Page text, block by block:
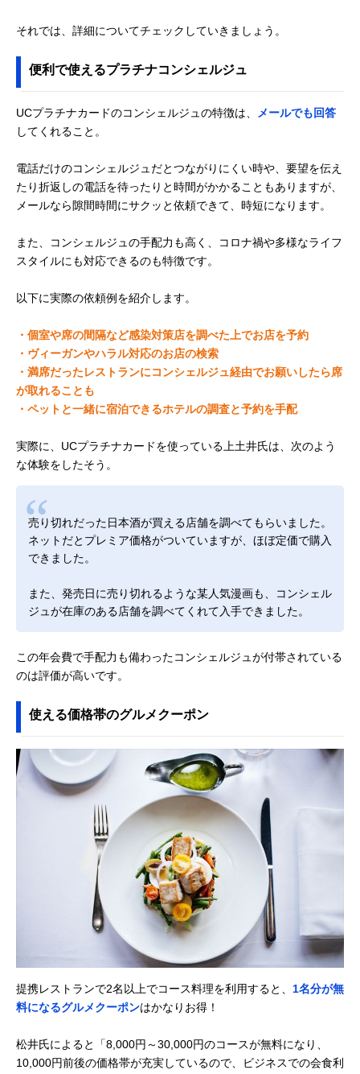
それでは、詳細についてチェックしていきましょう。
便利で使えるプラチナコンシェルジュ
UCプラチナカードのコンシェルジュの特徴は、
メールでも回答
してくれること。
電話だけのコンシェルジュだとつながりにくい時や、要望を伝え
たり折返しの電話を待ったりと時間がかかることもありますが、
メールなら隙間時間にサクッと依頼できて、時短になります。
また、コンシェルジュの手配力も高く、コロナ禍や多様なライフ
スタイルにも対応できるのも特徴です。
以下に実際の依頼例を紹介します。
・個室や席の間隔など感染対策店を調べた上でお店を予約
・ヴィーガンやハラル対応のお店の検索
・満席だったレストランにコンシェルジュ経由でお願いしたら席
が取れることも
・ペットと一緒に宿泊できるホテルの調査と予約を手配
実際に、UCプラチナカードを使っている上土井氏は、次のよう
な体験をしたそう。
売り切れだった日本酒が買える店舗を調べてもらいました。
ネットだとプレミア価格がついていますが、ほぼ定価で購入
できました。
また、発売日に売り切れるような某人気漫画も、コンシェル
ジュが在庫のある店舗を調べてくれて入手できました。
この年会費で手配力も備わったコンシェルジュが付帯されている
のは評価が高いです。
使える価格帯のグルメクーポン
提携レストランで2名以上でコース料理を利用すると、 1名分が無
料になるグルメクーポンはかなりお得！
松井氏によると「8,000円～30,000円のコースが無料になり、
10,000円前後の価格帯が充実しているので、ビジネスでの会食利